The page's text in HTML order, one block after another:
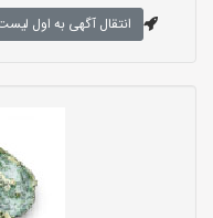
انتقال آگهی به اول